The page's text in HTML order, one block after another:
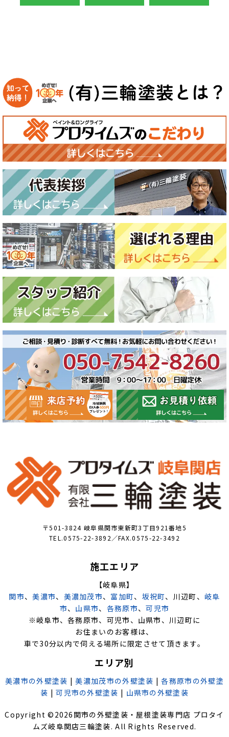
〒501-3824 岐阜県関市東新町3丁目921番地5
TEL.0575-22-3892／FAX.0575-22-3492
施工エリア
【岐阜県】
関市、美濃市、 美濃加茂市、 富加町、 坂祝町、川辺町、 岐阜
市、 山県市、 各務原市、可児市
※岐阜市、各務原市、可児市、山県市、川辺町に
お住まいのお客様は、
車で30分以内で伺える場所に限定させて頂きます。
エリア別
美濃市の外壁塗装 |美濃加茂市の外壁塗装 |各務原市の外壁塗
装 |可児市の外壁塗装 | 山県市の外壁塗装
Copyright © 2026 関市の外壁塗装・屋根塗装専門店 プロタイ
ムズ岐阜関店三輪塗装. All Rights Reserved.